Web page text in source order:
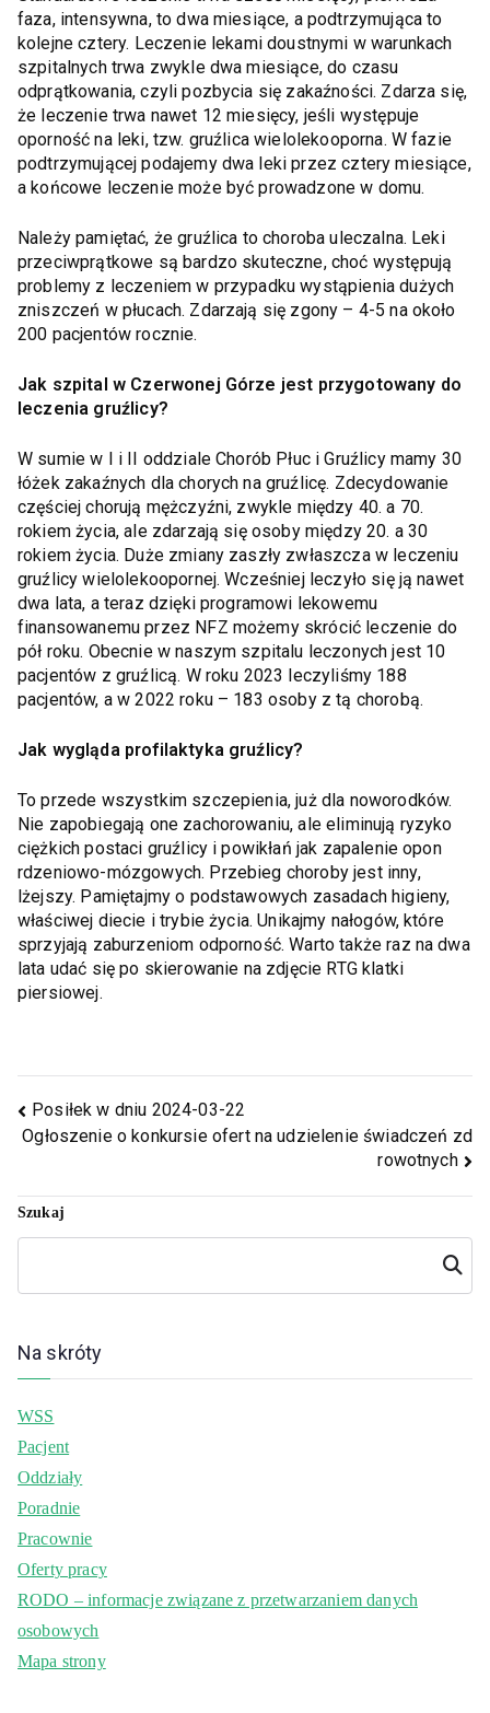
faza, intensywna, to dwa miesiące, a podtrzymująca to
kolejne cztery. Leczenie lekami doustnymi w warunkach
szpitalnych trwa zwykle dwa miesiące, do czasu
odprątkowania, czyli pozbycia się zakaźności. Zdarza się,
że leczenie trwa nawet 12 miesięcy, jeśli występuje
oporność na leki, tzw. gruźlica wielolekooporna. W fazie
podtrzymującej podajemy dwa leki przez cztery miesiące,
a końcowe leczenie może być prowadzone w domu.
Należy pamiętać, że gruźlica to choroba uleczalna. Leki
przeciwprątkowe są bardzo skuteczne, choć występują
problemy z leczeniem w przypadku wystąpienia dużych
zniszczeń w płucach. Zdarzają się zgony – 4-5 na około
200 pacjentów rocznie.
Jak szpital w Czerwonej Górze jest przygotowany do
leczenia gruźlicy?
W sumie w I i II oddziale Chorób Płuc i Gruźlicy mamy 30
łóżek zakaźnych dla chorych na gruźlicę. Zdecydowanie
częściej chorują mężczyźni, zwykle między 40. a 70.
rokiem życia, ale zdarzają się osoby między 20. a 30
rokiem życia. Duże zmiany zaszły zwłaszcza w leczeniu
gruźlicy wielolekoopornej. Wcześniej leczyło się ją nawet
dwa lata, a teraz dzięki programowi lekowemu
finansowanemu przez NFZ możemy skrócić leczenie do
pół roku. Obecnie w naszym szpitalu leczonych jest 10
pacjentów z gruźlicą. W roku 2023 leczyliśmy 188
pacjentów, a w 2022 roku – 183 osoby z tą chorobą.
Jak wygląda profilaktyka gruźlicy?
To przede wszystkim szczepienia, już dla noworodków.
Nie zapobiegają one zachorowaniu, ale eliminują ryzyko
ciężkich postaci gruźlicy i powikłań jak zapalenie opon
rdzeniowo-mózgowych. Przebieg choroby jest inny,
lżejszy. Pamiętajmy o podstawowych zasadach higieny,
właściwej diecie i trybie życia. Unikajmy nałogów, które
sprzyjają zaburzeniom odporność. Warto także raz na dwa
lata udać się po skierowanie na zdjęcie RTG klatki
piersiowej.
Posiłek w dniu 2024-03-22
Ogłoszenie o konkursie ofert na udzielenie świadczeń zd
rowotnych
Szukaj
Szukaj
Na skróty
WSS
Pacjent
Oddziały
Poradnie
Pracownie
Oferty pracy
RODO – informacje związane z przetwarzaniem danych
osobowych
Mapa strony